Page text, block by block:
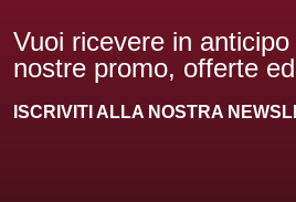
Vuoi ricevere in
nostre promo, offerte
ISCRIVITI ALLA NOSTRA